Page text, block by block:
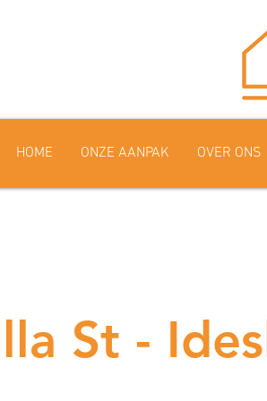
HOME ONZE AANPAK OVER ONS
St -